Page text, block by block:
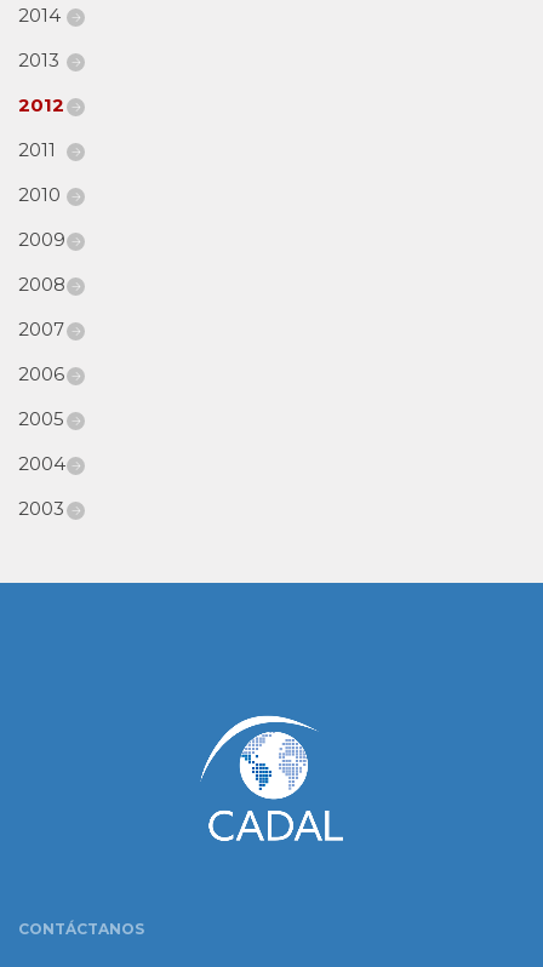
2014
2013
2012
2011
2010
2009
2008
2007
2006
2005
2004
2003
CONTÁCTANOS